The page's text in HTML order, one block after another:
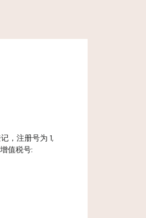
，注册号为 1,
值税号: